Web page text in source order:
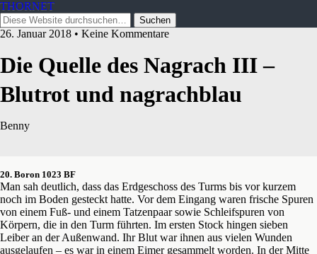
THORNET
26. Januar 2018 • Keine Kommentare
Die Quelle des Nagrach III –
Blutrot und nagrachblau
Benny
20. Boron 1023 BF
Man sah deutlich, dass das Erdgeschoss des Turms bis vor kurzem
noch im Boden gesteckt hatte. Vor dem Eingang waren frische Spuren
von einem Fuß- und einem Tatzenpaar sowie Schleifspuren von
Körpern, die in den Turm führten. Im ersten Stock hingen sieben
Leiber an der Außenwand. Ihr Blut war ihnen aus vielen Wunden
ausgelaufen – es war in einem Eimer gesammelt worden. In der Mitte